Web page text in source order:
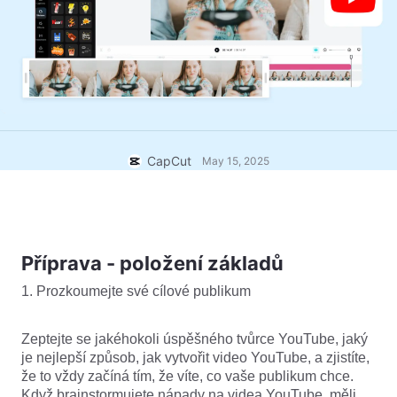
Text a zvuk
Automatické titulky
Rozpoznávání řeči
Vylepšení hlasu
Obrázek
Marketing
Životní styl a vlogy
Vlastní design
Více
Trendy na trhu
Tipy na šablony a trendy
Více
Šablony pro odvětví
Centrum důvěry
Centrum nápovědy
Podmínky služby CapCut
Otevřít CapCut
CapCut May 15, 2025
Příprava - položení základů
1. Prozkoumejte své cílové publikum
Zeptejte se jakéhokoli úspěšného tvůrce YouTube, jaký
je nejlepší způsob, jak vytvořit video YouTube, a zjistíte,
že to vždy začíná tím, že víte, co vaše publikum chce.